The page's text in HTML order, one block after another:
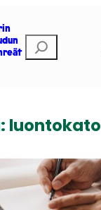
t
luontokato